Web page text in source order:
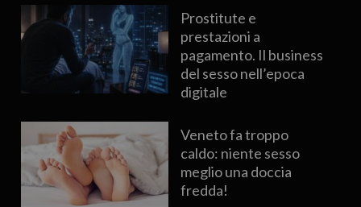
Prostitute e
prestazioni a
pagamento. Il business
del sesso nell’epoca
digitale
Veneto fa troppo
caldo: niente sesso
meglio una doccia
fredda!